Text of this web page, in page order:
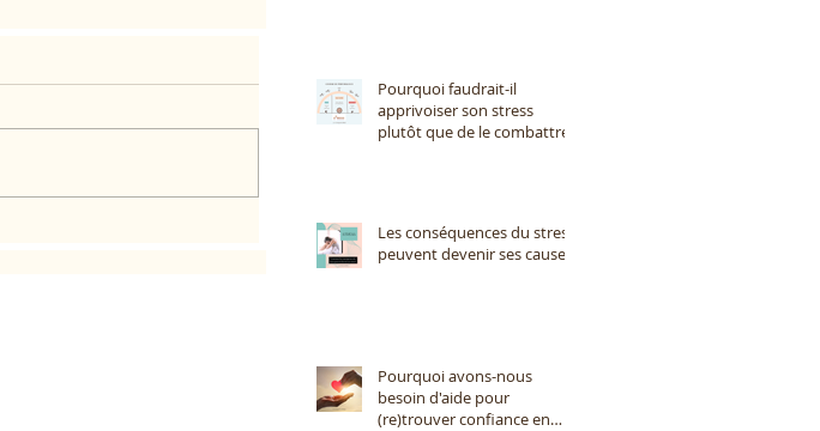
Pourquoi faudrait-il
apprivoiser son stress
plutôt que de le combattre?
Les conséquences du stress
peuvent devenir ses causes
Pourquoi avons-nous
besoin d'aide pour
(re)trouver confiance en